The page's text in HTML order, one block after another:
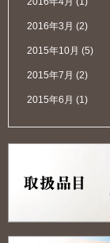
2016年3月 (2)
2015年10月 (5)
2015年7月 (2)
2015年6月 (1)